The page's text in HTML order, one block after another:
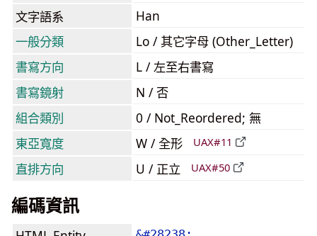
文字語系
Han
一般分類
Lo / 其它字母 (Other_Letter)
書寫方向
L / 左至右書寫
書寫鏡射
N / 否
組合類別
0 / Not_Reordered; 無
東亞寬度
W / 全形 UAX#11
直排方向 U / 正立 UAX#50
編碼資訊